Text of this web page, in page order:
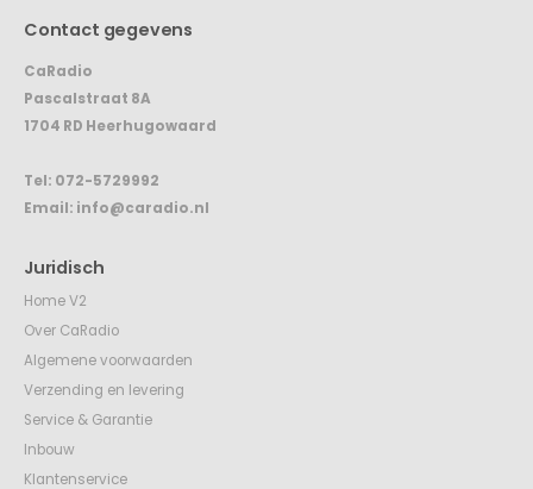
Contact gegevens
CaRadio
1704 RD Heerhugowaard
Juridisch
Over CaRadio
Algemene voorwaarden